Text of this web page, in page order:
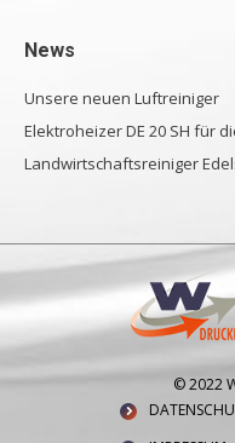
News
Unsere neuen Luftreiniger
Elektroheizer DE 20 SH für
Landwirtschaftsreiniger
© 2022